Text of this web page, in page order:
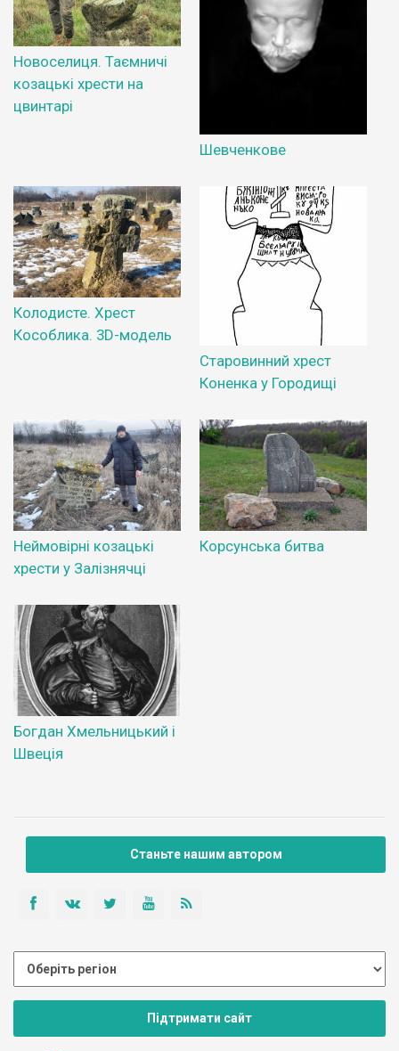
Новоселиця. Таємничі
козацькі хрести на
цвинтарі
Шевченкове
Колодисте. Хрест
Кособлика. 3D-модель
Старовинний хрест
Коненка у Городищі
Неймовірні козацькі
хрести у Залізнячці
Корсунська битва
Богдан Хмельницький і
Швеція
Станьте нашим автором
Підтримати сайт